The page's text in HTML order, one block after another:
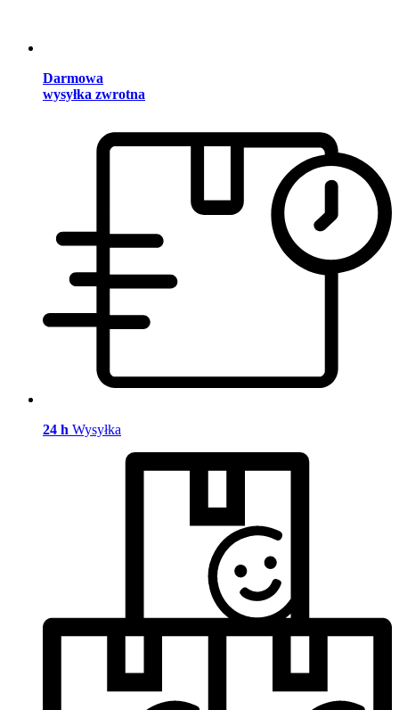
Darmowa
wysyłka zwrotna
24 h Wysyłka